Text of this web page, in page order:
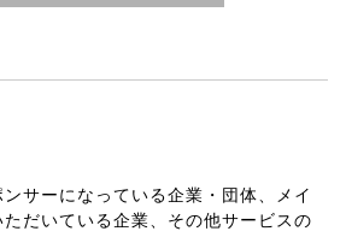
サーになっている企業・団体、メイ
だいている企業、その他サービスの